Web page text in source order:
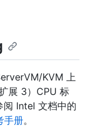
KVM 上
展 3）CPU 标
阅 Intel 文档中的
手册。